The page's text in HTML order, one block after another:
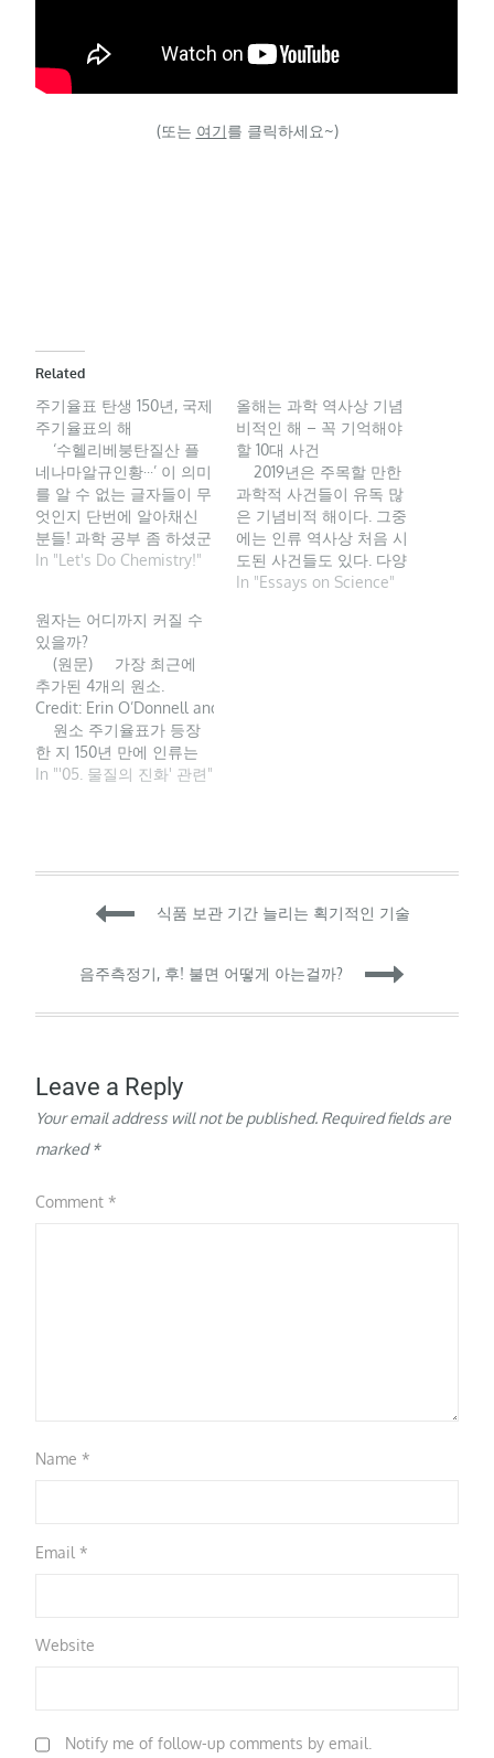
(또는 여기를 클릭하세요~)
Related
주기율표 탄생 150년, 국제
주기율표의 해
‘수헬리베붕탄질산 플
네나마알규인황···’ 이 의미
를 알 수 없는 글자들이 무
엇인지 단번에 알아채신
분들! 과학 공부 좀 하셨군
요~ (오올) 수소(H), 헬륨
원소명에서 앞 글자만 딴
것이죠. 과학 시간에 우리
를 끊임없이 중얼거리게
했던 이 주기율표는 오늘
로부터 딱 150년 전, 러시
아 화학자 드미트리 멘델
레예프에 의해 1869년 3
월…
In "Let's Do Chemistry!"
올해는 과학 역사상 기념
비적인 해 – 꼭 기억해야
할 10대 사건
2019년은 주목할 만한
과학적 사건들이 유독 많
은 기념비적 해이다. 그중
에는 인류 역사상 처음 시
도된 사건들도 있다. 다양
한 과학 분야에서 과학자
In "Essays on Science"
원자는 어디까지 커질 수
있을까?
(원문) 가장 최근에
추가된 4개의 원소.
Credit: Erin O’Donnell and Andy Sproles
원소 주기율표가 등장
한 지 150년 만에 인류는
118번까지 원소를 추가했
연계에서는 보기 어렵고
모두 실험실에서 인위적
들의 오랜 노력…
In "'05. 물질의 진화' 관련"
Post
navigation
식품 보관 기간 늘리는 획기적인 기술
음주측정기, 후! 불면 어떻게 아는걸까?
Leave a Reply
Your email address will not be published. Required fields are
marked*
Comment*
Name*
Email*
Website
Notify me of follow-up comments by email.